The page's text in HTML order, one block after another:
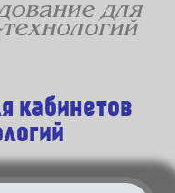
для
кабинетов